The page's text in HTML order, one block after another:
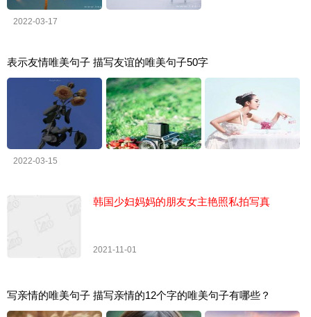
2022-03-17
表示友情唯美句子 描写友谊的唯美句子50字
2022-03-15
韩国少妇妈妈的朋友女主艳照私拍写真
2021-11-01
写亲情的唯美句子 描写亲情的12个字的唯美句子有哪些？